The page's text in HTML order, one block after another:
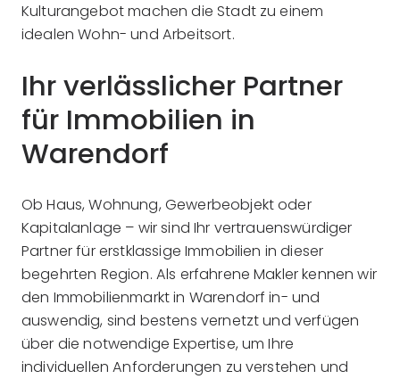
Kulturangebot machen die Stadt zu einem
idealen Wohn- und Arbeitsort.
Ihr verlässlicher Partner
für Immobilien in
Warendorf
Ob Haus, Wohnung, Gewerbeobjekt oder
Kapitalanlage – wir sind Ihr vertrauenswürdiger
Partner für erstklassige Immobilien in dieser
begehrten Region. Als erfahrene Makler kennen wir
den Immobilienmarkt in Warendorf in- und
auswendig, sind bestens vernetzt und verfügen
über die notwendige Expertise, um Ihre
individuellen Anforderungen zu verstehen und